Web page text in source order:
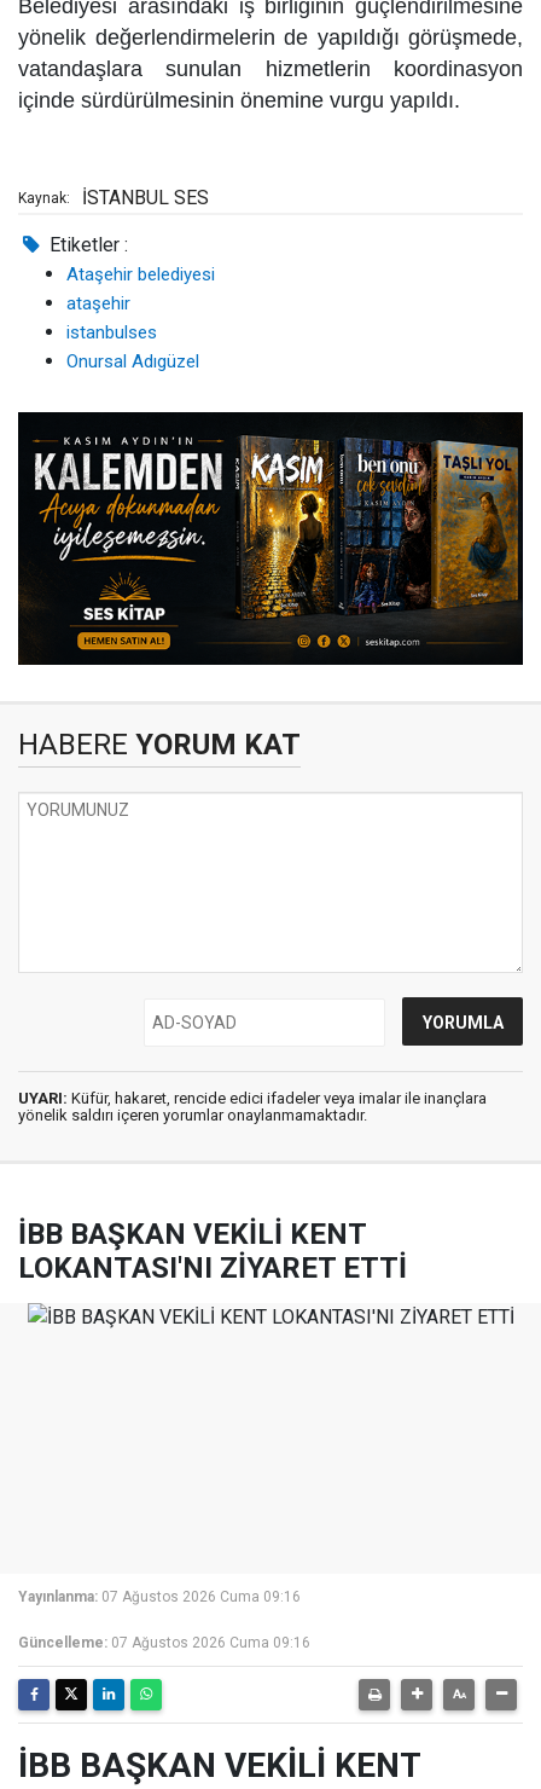
Belediyesi arasındaki iş birliğinin güçlendirilmesine
yönelik değerlendirmelerin de yapıldığı görüşmede,
vatandaşlara sunulan hizmetlerin koordinasyon
içinde sürdürülmesinin önemine vurgu yapıldı.
Kaynak: İSTANBUL SES
Etiketler :
Ataşehir belediyesi
ataşehir
istanbulses
Onursal Adıgüzel
HABERE YORUM KAT
UYARI: Küfür, hakaret, rencide edici ifadeler veya imalar ile inançlara
yönelik saldırı içeren yorumlar onaylanmamaktadır.
İBB BAŞKAN VEKİLİ KENT
LOKANTASI'NI ZİYARET ETTİ
Yayınlanma: 07 Ağustos 2026 Cuma 09:16
Güncelleme: 07 Ağustos 2026 Cuma 09:16
İBB BAŞKAN VEKİLİ KENT